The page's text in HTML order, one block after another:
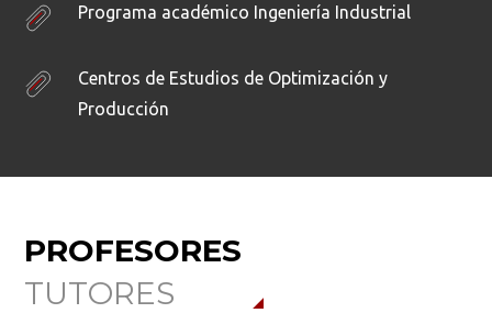
Programa académico Ingeniería Industrial
Centros de Estudios de Optimización y
Producción
PROFESORES
TUTORES